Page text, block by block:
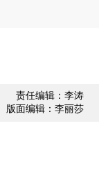
责任编辑：李涛
版面编辑：李丽莎